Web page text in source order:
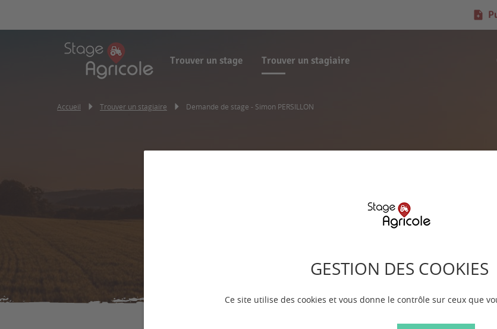
GESTION DES COOKIES
Ce site utilise des cookies et vous donne le contrôle sur ceux que
Trouver un stage Trouver un stagiaire
Accueil Trouver un stagiaire Demande de stage - Simon PERSILLON
Simon PERSILLON